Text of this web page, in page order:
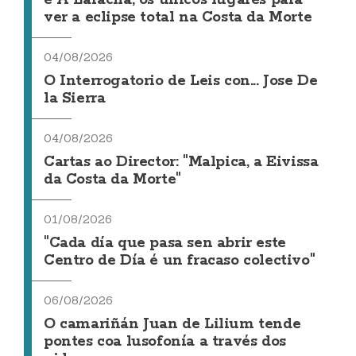
ver a eclipse total na Costa da Morte
04/08/2026
O Interrogatorio de Leis con... Jose De
la Sierra
04/08/2026
Cartas ao Director: "Malpica, a Eivissa
da Costa da Morte"
01/08/2026
"Cada día que pasa sen abrir este
Centro de Día é un fracaso colectivo"
06/08/2026
O camariñán Juan de Lilium tende
pontes coa lusofonía a través dos